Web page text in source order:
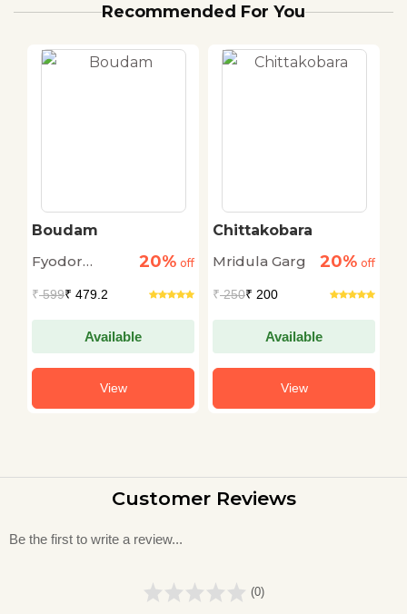
Recommended For You
Boudam
Fyodor
20% off
₹599₹ 479.2
Available
View
Chittakobara
Mridula Garg
20% off
₹250₹ 200
Available
View
Customer Reviews
Be the first to write a review...
(0)